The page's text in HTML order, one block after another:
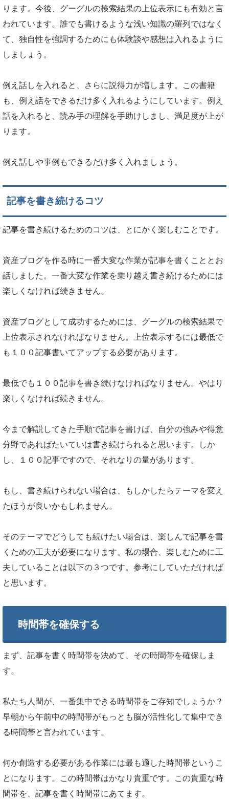
ります。今後、グーグルの検索結果の上位表示にも有効と言
われています。誰でも書けるような浅い知識の羅列ではなく
て、独自性を強調するためにも体験談や感想は入れるように
しましょう。
例え話しを入れると、さらに説得力が増します。この書籍
も、例え話をできるだけ多く入れるようにしています。例え
話を入れると、読み手の理解を手助けしまし、満足度が上が
ります。
例え話しや事例もできるだけ多く入れましょう。
記事を書き続けるコツ
記事を書き続けるためのコツは、とにかく楽しむことです。
資産ブログを作る時に一番大変な作業が記事を書くこととお
話しました。一番大変な作業を乗り越え書き続けるためには
楽しくなければ続きません。
資産ブログとして成功するためには、グーグルの検索結果で
上位表示されなければなりません。上位表示するには最低で
も１００記事書いてアップする必要があります。
最低でも１００記事を書き続けなければなりません。やはり
楽しくなければ続きません。
今まで解説してきた手順で記事を書けば、自分の強みや得意
分野であればたいていは書き続けられると思います。しか
し、１００記事ですので、それなりの量があります。
もし、書き続けられない場合は、もしかしたらテーマを変え
たほうが良いかもしれません。
そのテーマでどうしても続けたい場合は、楽しんで記事を書
くための工夫が必要になります。私の場合、楽しむために工
夫していることは以下の３つです。参考にしていただければ
と思います。
時間帯を確保する
まず、記事を書く時間帯を決めて、その時間帯を確保しま
す。
私たち人間が、一番集中できる時間帯をご存知でしょうか？
早朝から午前中の時間帯がもっとも脳が活性化して集中でき
る時間帯と言われています。
何か創造する必要がある作業には最も適した時間帯というこ
とになります。この時間帯はかなり貴重です。この貴重な時
間帯を、記事を書く時間帯にあてます。